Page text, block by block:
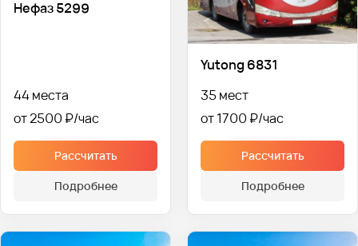
Нефаз 5299
44 места
от 2500 ₽
Рассчитать
Подробнее
Yutong 6831
35 мест
от 1700 ₽
Рассчитать
Подробнее